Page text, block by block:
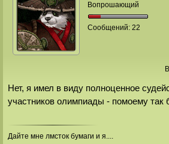
Вопрошающий
Сообщений:22
Нет, я имел в виду полноценное
участников олимпиады - помоему так
Дайте мне лмсток бумаги и я....